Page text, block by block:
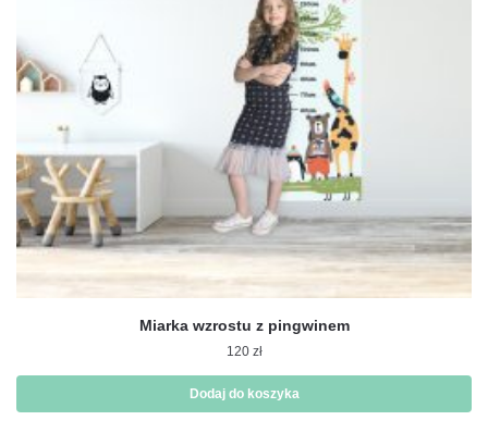
Miarka wzrostu z pingwinem
120 zł
Dodaj do koszyka